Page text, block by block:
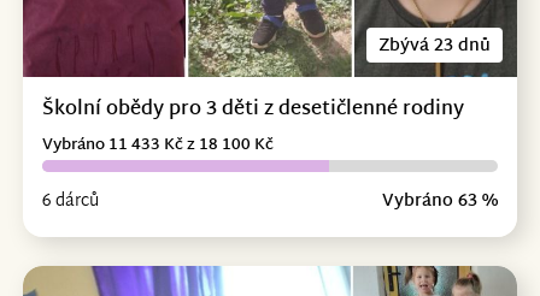
Zbývá 23 dnů
Školní obědy pro 3 děti z desetičlenné rodiny
6 dárců Vybráno 63 %
Vybráno 11 433 Kč z 18 100 Kč